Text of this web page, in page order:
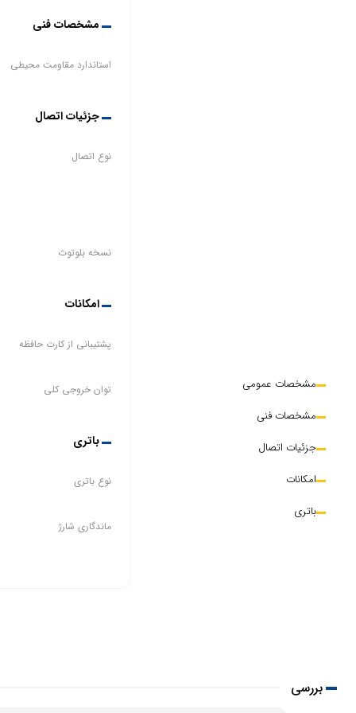
مشخصات عمومی
مشخصات فنی
جزئیات اتصال
امکانات
باتری
مشخصات فنی
استاندارد مقاومت محیطی
جزئیات اتصال
نوع اتصال
نسخه بلوتوث
امکانات
پشتیبانی از کارت حافظه
توان خروجی کلی
باتری
نوع باتری
ماندگاری شارژ
بررسی